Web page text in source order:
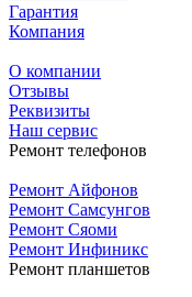
Гарантия
Компания
О компании
Отзывы
Реквизиты
Наш сервис
Ремонт телефонов
Ремонт Айфонов
Ремонт Самсунгов
Ремонт Сяоми
Ремонт Инфиникс
Ремонт планшетов